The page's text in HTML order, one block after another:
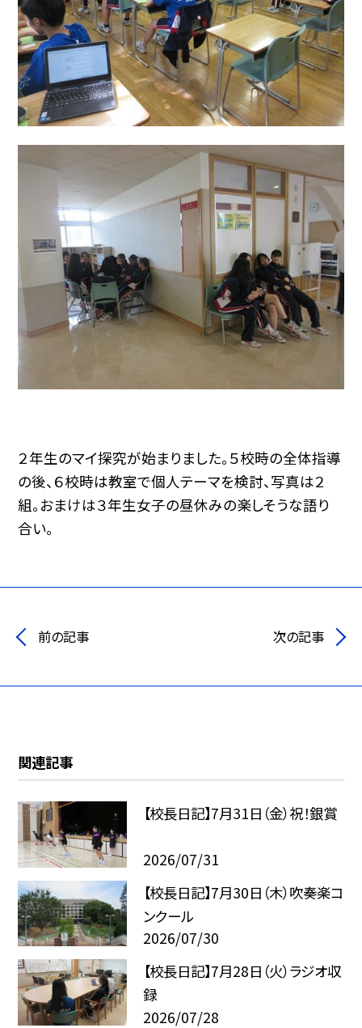
２年生のマイ探究が始まりました。５校時の全体指導
の後、６校時は教室で個人テーマを検討、写真は２
組。おまけは３年生女子の昼休みの楽しそうな語り
合い。
前の記事 次の記事
関連記事
【校長日記】7月31日（金）祝！銀賞
2026/07/31
【校長日記】7月30日（木）吹奏楽コ
ンクール
2026/07/30
【校長日記】7月28日（火）ラジオ収
録
2026/07/28